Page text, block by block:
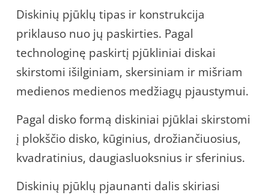
Diskinių pjūklų tipas ir konstrukcija
priklauso nuo jų paskirties. Pagal
technologinę paskirtį pjūkliniai diskai
skirstomi išilginiam, skersiniam ir mišriam
medienos medienos medžiagų pjaustymui.
Pagal disko formą diskiniai pjūklai skirstomi
į plokščio disko, kūginius, drožiančiuosius,
kvadratinius, daugiasluoksnius ir sferinius.
Diskinių pjūklų pjaunanti dalis skiriasi